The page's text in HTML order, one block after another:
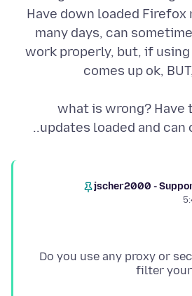
Have down loaded
many days, can
work properly, but, if
comes up ok,
what is wrong?
updates loaded and can
jscher2000 -
Do you use any proxy or
filter